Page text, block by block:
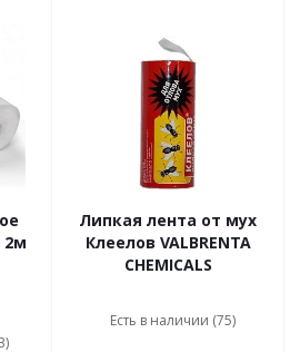
2м
Липкая лента от мух
Клеелов VALBRENTA
CHEMICALS
Есть в наличии (75)